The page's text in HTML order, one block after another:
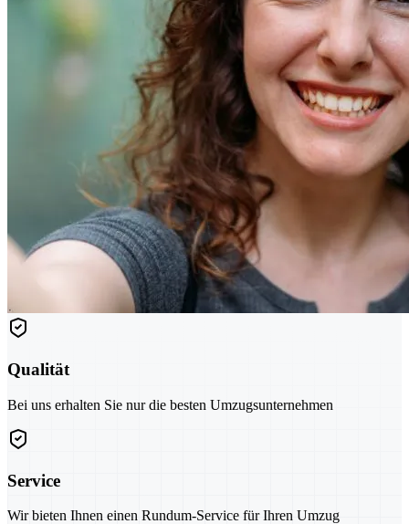
Qualität
Bei uns erhalten Sie nur die besten Umzugsunternehmen
Service
Wir bieten Ihnen einen Rundum-Service für Ihren Umzug